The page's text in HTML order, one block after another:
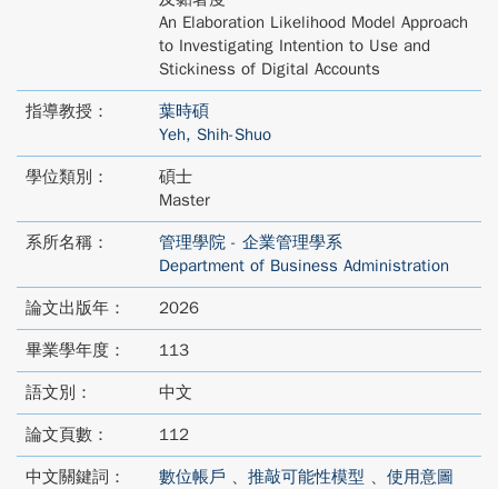
An Elaboration Likelihood Model Approach
to Investigating Intention to Use and
Stickiness of Digital Accounts
指導教授：
葉時碩
Yeh, Shih-Shuo
學位類別：
碩士
Master
系所名稱：
管理學院 - 企業管理學系
Department of Business Administration
論文出版年： 2026
畢業學年度： 113
語文別： 中文
論文頁數： 112
中文關鍵詞： 數位帳戶 、 推敲可能性模型 、 使用意圖